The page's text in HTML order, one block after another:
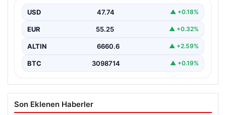
ve tüm illerin kurbanlık fiyatları
USD 47.74 ▲ +0.18%
EUR 55.25 ▲ +0.32%
ALTIN 6660.6 ▲ +2.59%
BTC 3098714 ▲ +0.19%
Son Eklenen Haberler